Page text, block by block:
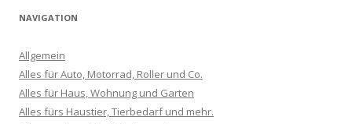
NAVIGATION
Allgemein
Alles für Auto, Motorrad, Roller und Co.
Alles für Haus, Wohnung und Garten
Alles fürs Haustier, Tierbedarf und mehr.